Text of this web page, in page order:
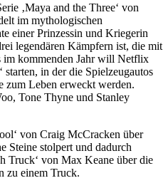
‚Maya and the Three‘ von
im mythologischen
einer Prinzessin und Kriegerin
legendären Kämpfern ist, die mit
im kommenden Jahr will Netflix
in der die Spielzeugautos
zum Leben erweckt werden.
Tone Thyne und Stanley
von Craig McCracken über
Steine stolpert und dadurch
Truck‘ von Max Keane über die
zu einem Truck.